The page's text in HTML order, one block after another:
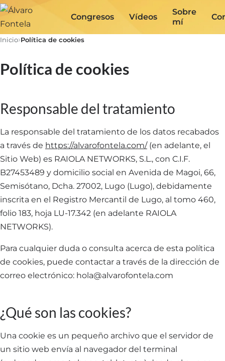
Congresos Vídeos
Sobre
mí
Inicio Política de cookies
Política de cookies
Responsable del tratamiento
La responsable del tratamiento de los datos recabados
a través de https://alvarofontela.com/(en adelante, el
Sitio Web) es RAIOLA NETWORKS, S.L., con C.I.F.
B27453489 y domicilio social en Avenida de Magoi, 66,
Semisótano, Dcha. 27002, Lugo (Lugo), debidamente
inscrita en el Registro Mercantil de Lugo, al tomo 460,
folio 183, hoja LU-17.342 (en adelante RAIOLA
NETWORKS).
Para cualquier duda o consulta acerca de esta política
de cookies, puede contactar a través de la dirección de
correo electrónico: hola@alvarofontela.com
¿Qué son las cookies?
Una cookie es un pequeño archivo que el servidor de
un sitio web envía al navegador del terminal